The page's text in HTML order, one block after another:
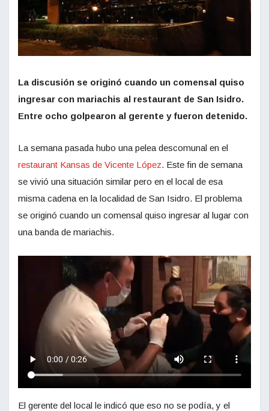
La discusión se originó cuando un comensal quiso
ingresar con mariachis al restaurant de San Isidro.
Entre ocho golpearon al gerente y fueron detenido.
La semana pasada hubo una pelea descomunal en el
restaurant Kansas de Vicente López. Este fin de semana
se vivió una situación similar pero en el local de esa
misma cadena en la localidad de San Isidro. El problema
se originó cuando un comensal quiso ingresar al lugar con
una banda de mariachis.
El gerente del local le indicó que eso no se podía, y el